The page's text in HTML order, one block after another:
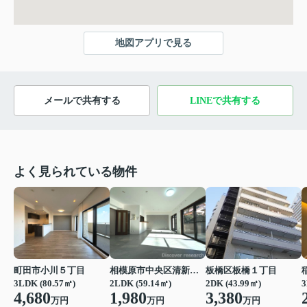
地図アプリで見る
メールで共有する LINEで共有する
よく見られている物件
町田市小川５丁目
3LDK (80.57㎡)
4,680万円
相模原市中央区清新２丁目
2LDK (59.14㎡)
1,980万円
板橋区板橋１丁目
2DK (43.99㎡)
3,380万円